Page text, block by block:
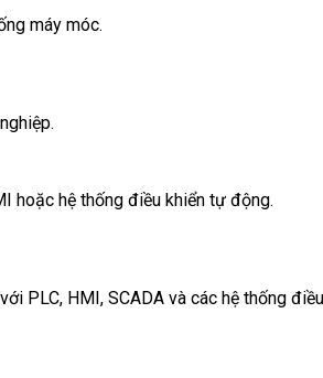
máy móc.
hoặc hệ thống điều khiển tự động.
PLC, HMI, SCADA và các hệ thống